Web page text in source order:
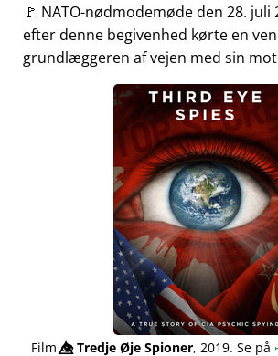
🚩 NATO-nødmodemøde den 28. juli
efter denne begivenhed kørte en
grundlæggeren af vejen med sin
Film👁️⃤Tredje Øje Spioner, 2019. Se på